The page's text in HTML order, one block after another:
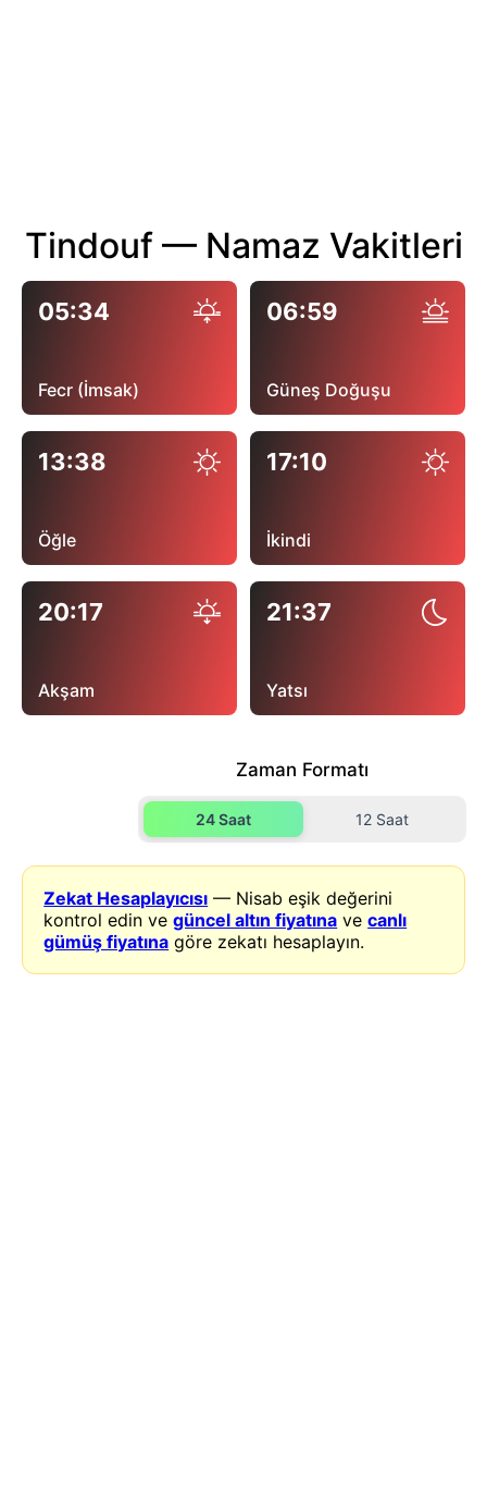
Tindouf — Namaz Vakitleri
05:34
Fecr (İmsak)
06:59
Güneş Doğuşu
13:38
Öğle
17:10
İkindi
20:17
Akşam
21:37
Yatsı
Zaman Formatı
24 Saat 12 Saat
Zekat Hesaplayıcısı — Nisab eşik değerini
kontrol edin vegüncel altın fiyatına vecanlı
gümüş fiyatına göre zekatı hesaplayın.